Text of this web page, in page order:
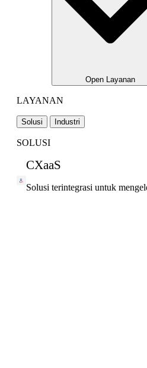
Open Layanan
LAYANAN
Solusi Industri
SOLUSI
CXaaS
Solusi terintegrasi untuk